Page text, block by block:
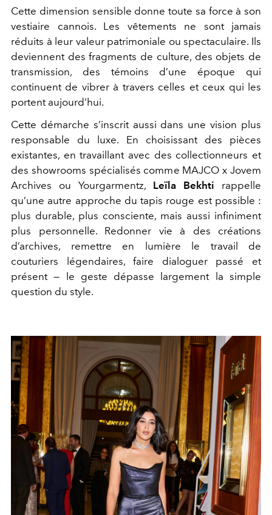
Cette dimension sensible donne toute sa force à son
vestiaire cannois. Les vêtements ne sont jamais
réduits à leur valeur patrimoniale ou spectaculaire. Ils
deviennent des fragments de culture, des objets de
transmission, des témoins d’une époque qui
continuent de vibrer à travers celles et ceux qui les
portent aujourd’hui.
Cette démarche s’inscrit aussi dans une vision plus
responsable du luxe. En choisissant des pièces
existantes, en travaillant avec des collectionneurs et
des showrooms spécialisés comme MAJCO x Jovem
Archives ou Yourgarmentz, Leïla Bekhti rappelle
qu’une autre approche du tapis rouge est possible :
plus durable, plus consciente, mais aussi infiniment
plus personnelle. Redonner vie à des créations
d’archives, remettre en lumière le travail de
couturiers légendaires, faire dialoguer passé et
présent — le geste dépasse largement la simple
question du style.